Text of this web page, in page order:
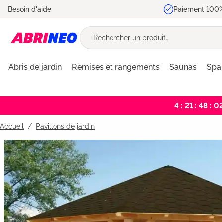
Passer à la navigation principale
Besoin d'aide Paiement
Abris de jardin Remises et rangements Saunas
4 : 21 : 48 :
Accueil Pavillons de jardin
Bildergalerie überspringen